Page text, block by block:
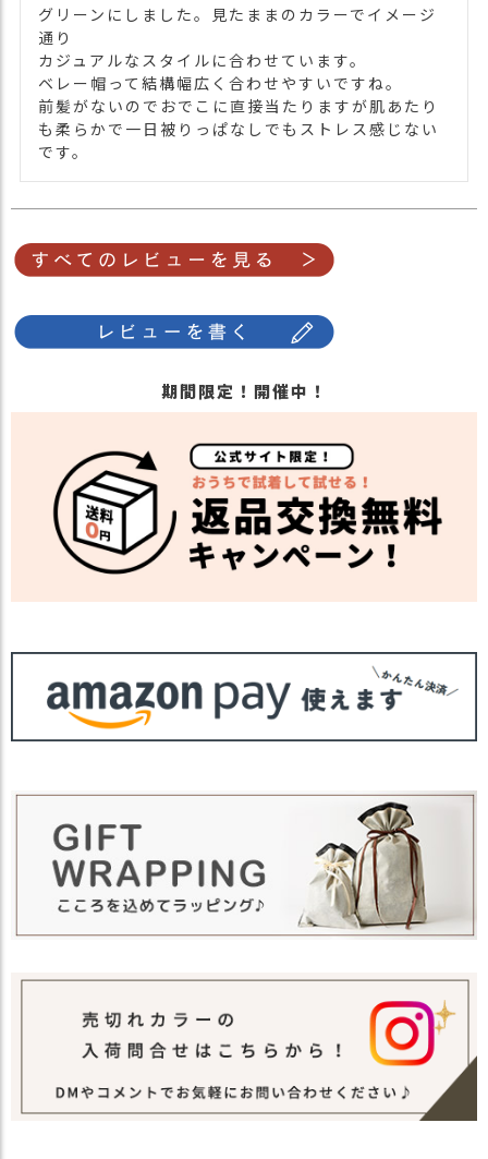
ニット帽TOPはこちら
カラー
・ブラック 黒色 BLACK
・カーキ 緑色 KHAKI
・ダークブルー 青色 DARK BLUE
・ライトグレー ねずみ色 LIGHT GRAY
グリーンにしました。見たままのカラーでイメージ
通り
カジュアルなスタイルに合わせています。
ベレー帽って結構幅広く合わせやすいですね。
前髪がないのでおでこに直接当たりますが肌あたり
も柔らかで一日被りっぱなしでもストレス感じない
期間限定！開催中！